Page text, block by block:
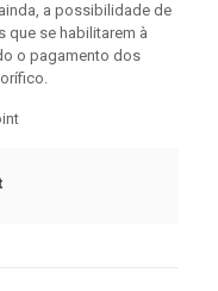
a possibilidade de
que se habilitarem à
o pagamento dos